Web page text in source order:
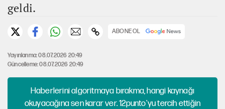
geldi.
ABONE OL
Yayınlanma: 08.07.2026 20:49
Güncelleme: 08.07.2026 20:49
Haberlerini algoritmaya bırakma, hangi kaynağı
okuyacağına sen karar ver. 12punto'yu tercih ettiğin